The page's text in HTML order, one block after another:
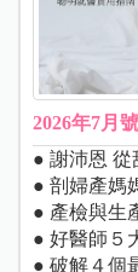
2026年7月號
● 謝沛恩 從
● 剖婦產媽
● 產檢與生
● 好醫師５
● 破解４個